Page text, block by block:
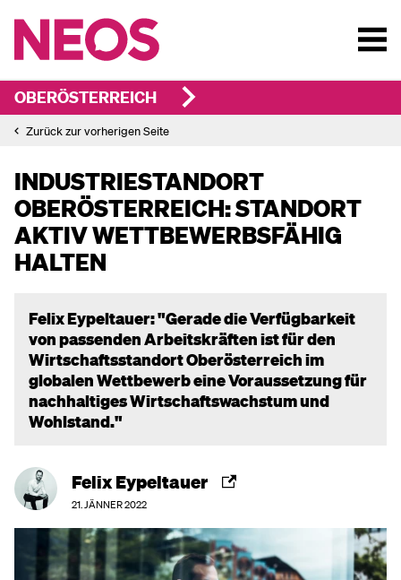
OBERÖSTERREICH
Zurück zur vorherigen Seite
INDUSTRIESTANDORT
OBERÖSTERREICH: STANDORT
AKTIV WETTBEWERBSFÄHIG
HALTEN
Felix Eypeltauer: "Gerade die Verfügbarkeit
von passenden Arbeitskräften ist für den
Wirtschaftsstandort Oberösterreich im
globalen Wettbewerb eine Voraussetzung für
nachhaltiges Wirtschaftswachstum und
Wohlstand."
Felix Eypeltauer
21. JÄNNER 2022